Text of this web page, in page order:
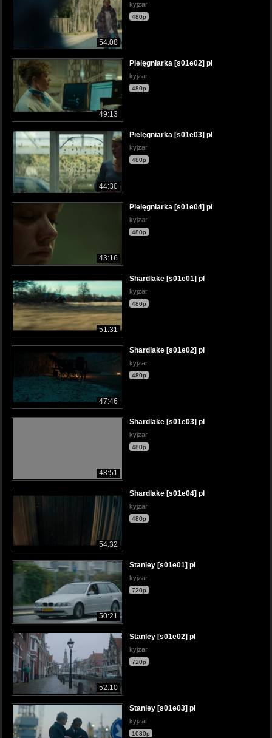
54:08
kyjzar
480p
49:13
Pielęgniarka [s01e02] pl
kyjzar
480p
44:30
Pielęgniarka [s01e03] pl
kyjzar
480p
43:16
Pielęgniarka [s01e04] pl
kyjzar
480p
51:31
Shardlake [s01e01] pl
kyjzar
480p
47:46
Shardlake [s01e02] pl
kyjzar
480p
48:51
Shardlake [s01e03] pl
kyjzar
480p
54:32
Shardlake [s01e04] pl
kyjzar
480p
50:21
Stanley [s01e01] pl
kyjzar
720p
52:10
Stanley [s01e02] pl
kyjzar
720p
Stanley [s01e03] pl
kyjzar
1080p